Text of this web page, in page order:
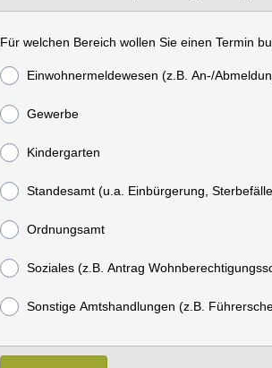
Für welchen Bereich wollen Sie einen Termin
Einwohnermeldewesen (z.B. An-/
Gewerbe
Kindergarten
Standesamt (u.a. Einbürgerung,
Ordnungsamt
Soziales (z.B. Antrag
Sonstige Amtshandlungen (z.B.